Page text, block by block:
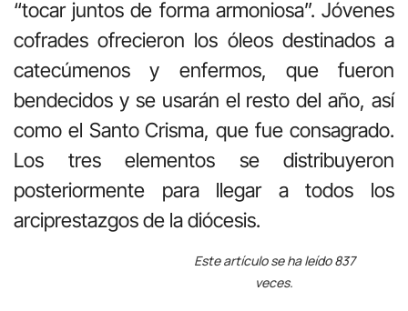
“tocar juntos de forma armoniosa”. Jóvenes
cofrades ofrecieron los óleos destinados a
catecúmenos y enfermos, que fueron
bendecidos y se usarán el resto del año, así
como el Santo Crisma, que fue consagrado.
Los tres elementos se distribuyeron
posteriormente para llegar a todos los
arciprestazgos de la diócesis.
Este artículo se ha leído 837
veces.